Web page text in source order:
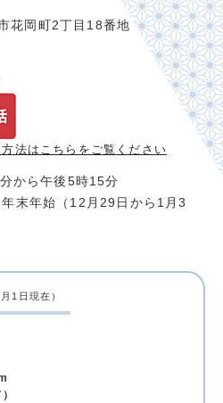
花岡町2丁目18番地
法は こちらをご覧ください
から午後5時15分
末年始（12月29日から1月3
1日現在）